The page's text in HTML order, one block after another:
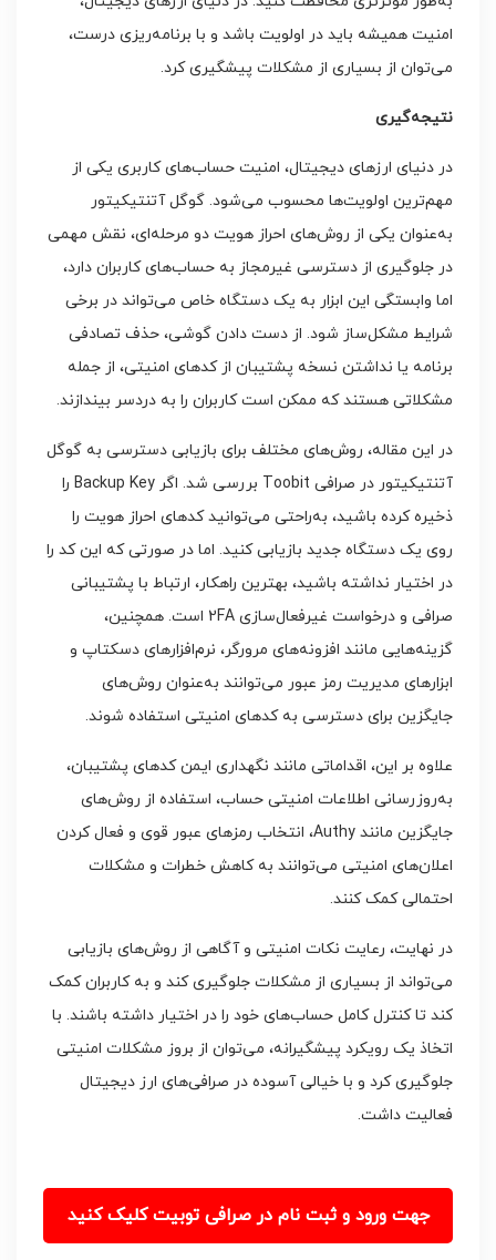
امنیت همیشه باید در اولویت باشد و با برنامه‌ریزی درست،
می‌توان از بسیاری از مشکلات پیشگیری کرد.
نتیجه‌گیری
در دنیای ارزهای دیجیتال، امنیت حساب‌های کاربری یکی از
مهم‌ترین اولویت‌ها محسوب می‌شود. گوگل آتنتیکیتور
به‌عنوان یکی از روش‌های احراز هویت دو مرحله‌ای، نقش مهمی
در جلوگیری از دسترسی غیرمجاز به حساب‌های کاربران دارد،
اما وابستگی این ابزار به یک دستگاه خاص می‌تواند در برخی
شرایط مشکل‌ساز شود. از دست دادن گوشی، حذف تصادفی
برنامه یا نداشتن نسخه پشتیبان از کدهای امنیتی، از جمله
مشکلاتی هستند که ممکن است کاربران را به دردسر بیندازند.
در این مقاله، روش‌های مختلف برای بازیابی دسترسی به گوگل
آتنتیکیتور در صرافی Toobit بررسی شد. اگر Backup Key را
ذخیره کرده باشید، به‌راحتی می‌توانید کدهای احراز هویت را
روی یک دستگاه جدید بازیابی کنید. اما در صورتی که این کد را
در اختیار نداشته باشید، بهترین راهکار، ارتباط با پشتیبانی
صرافی و درخواست غیرفعال‌سازی 2FA است. همچنین،
گزینه‌هایی مانند افزونه‌های مرورگر، نرم‌افزارهای دسکتاپ و
ابزارهای مدیریت رمز عبور می‌توانند به‌عنوان روش‌های
جایگزین برای دسترسی به کدهای امنیتی استفاده شوند.
علاوه بر این، اقداماتی مانند نگهداری ایمن کدهای پشتیبان،
به‌روزرسانی اطلاعات امنیتی حساب، استفاده از روش‌های
جایگزین مانند Authy، انتخاب رمزهای عبور قوی و فعال کردن
اعلان‌های امنیتی می‌توانند به کاهش خطرات و مشکلات
احتمالی کمک کنند.
در نهایت، رعایت نکات امنیتی و آگاهی از روش‌های بازیابی
می‌تواند از بسیاری از مشکلات جلوگیری کند و به کاربران کمک
کند تا کنترل کامل حساب‌های خود را در اختیار داشته باشند. با
اتخاذ یک رویکرد پیشگیرانه، می‌توان از بروز مشکلات امنیتی
جلوگیری کرد و با خیالی آسوده در صرافی‌های ارز دیجیتال
فعالیت داشت.
جهت ورود و ثبت نام در صرافی توبیت کلیک کنید